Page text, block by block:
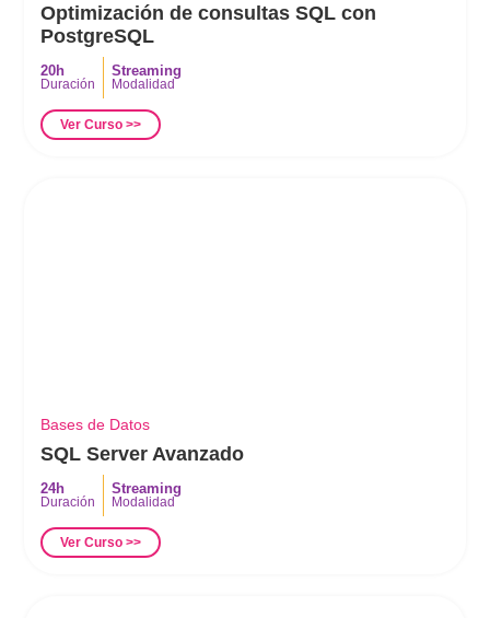
Optimización de consultas SQL con
PostgreSQL
20h
Duración
Streaming
Modalidad
Ver Curso >>
Bases de Datos
SQL Server Avanzado
24h
Duración
Streaming
Modalidad
Ver Curso >>